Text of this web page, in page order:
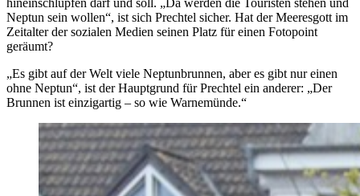
Neptun sein wollen“, ist sich Prechtel sicher. Hat der Meeresgott im
Zeitalter der sozialen Medien seinen Platz für einen Fotopoint
geräumt?
„Es gibt auf der Welt viele Neptunbrunnen, aber es gibt nur einen
ohne Neptun“, ist der Hauptgrund für Prechtel ein anderer: „Der
Brunnen ist einzigartig – so wie Warnemünde.“